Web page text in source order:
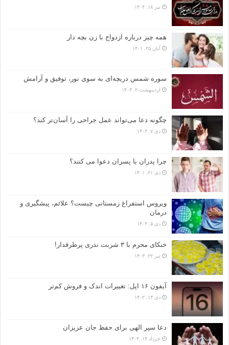
تیر ۱۸, ۱۴۰۴
همه چیز درباره ازدواج با زن بچه دار
آبان ۲۵, ۱۴۰۱
سوره شمس دریچه‌ای به سوی نور، توفیق و آرامش
اردیبهشت ۲, ۱۴۰۳
چگونه دعا می‌تواند عمل جراحی را آسان‌تر کند؟
دی ۷, ۱۴۰۴
چرا پدران با پسران دعوا می کنند؟
دی ۲۱, ۱۴۰۱
ویروس استفراغ زمستانی چیست؟ علائم، پیشگیری و
درمان
دی ۵, ۱۴۰۴
خنکای محرم با ۳ شربت نذری پرطرفدار!
تیر ۲۲, ۱۴۰۳
آیفون ۱۶ اپل: تغییرات اندک و فروش کم‌تر
دی ۱۳, ۱۴۰۲
دعا سپر الهی برای حفظ جان عزیزان
خرداد ۱۴, ۱۴۰۴